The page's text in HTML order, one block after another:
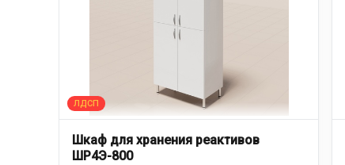
Шкаф для хранения реактивов
ШР4Э-800